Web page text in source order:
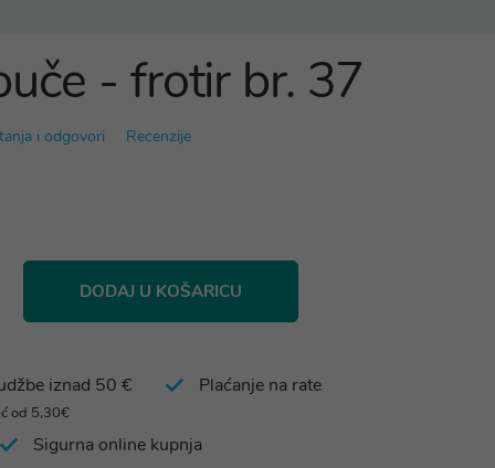
- frotir br. 37
i odgovori Recenzije
DODAJ U KOŠARICU
iznad 50 €
od 5,30€
Plaćanje na rate
Sigurna online kupnja